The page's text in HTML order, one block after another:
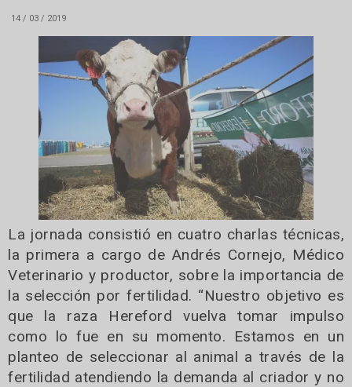
14 / 03 / 2019
La jornada consistió en cuatro charlas técnicas,
la primera a cargo de Andrés Cornejo, Médico
Veterinario y productor, sobre la importancia de
la selección por fertilidad. “Nuestro objetivo es
que la raza Hereford vuelva tomar impulso
como lo fue en su momento. Estamos en un
planteo de seleccionar al animal a través de la
fertilidad atendiendo la demanda al criador y no